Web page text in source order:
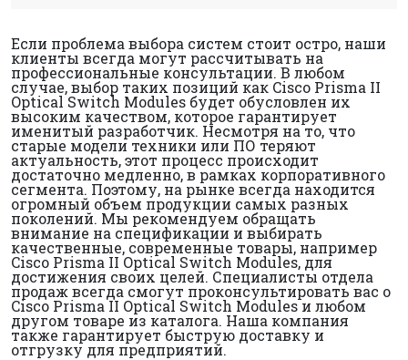
Если проблема выбора систем стоит остро, наши
клиенты всегда могут рассчитывать на
профессиональные консультации. В любом
случае, выбор таких позиций как Cisco Prisma II
Optical Switch Modules будет обусловлен их
высоким качеством, которое гарантирует
именитый разработчик. Несмотря на то, что
старые модели техники или ПО теряют
актуальность, этот процесс происходит
достаточно медленно, в рамках корпоративного
сегмента. Поэтому, на рынке всегда находится
огромный объем продукции самых разных
поколений. Мы рекомендуем обращать
внимание на спецификации и выбирать
качественные, современные товары, например
Cisco Prisma II Optical Switch Modules, для
достижения своих целей. Специалисты отдела
продаж всегда смогут проконсультировать вас о
Cisco Prisma II Optical Switch Modules и любом
другом товаре из каталога. Наша компания
также гарантирует быструю доставку и
отгрузку для предприятий.